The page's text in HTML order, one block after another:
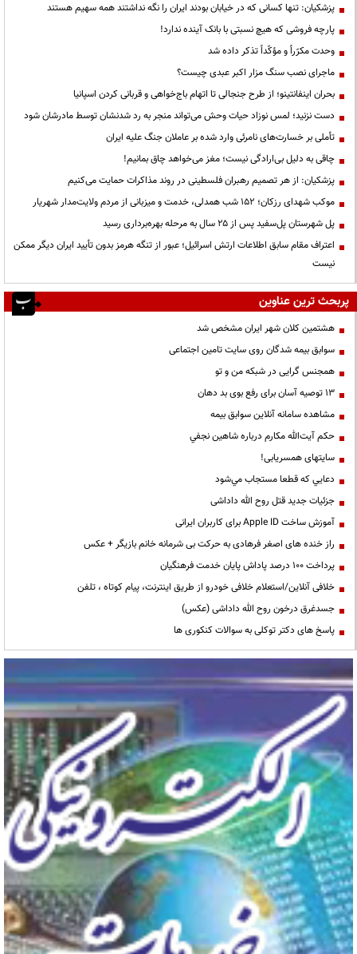
پزشکیان: تنها کسانی که در خیابان بودند ایران را نگه نداشتند همه سهیم هستند
پارچه فروشی که هیچ نسبتی با بانک آینده ندارد!
وحدت مکرّراً و مؤکّداً تذکر داده شد
ماجرای نصب سنگ مزار اکبر عبدی چیست؟
بحران اینفانتینو؛ از طرح جنجالی تا اتهام باج‌خواهی و قربانی کردن اسپانیا
دست نزنید؛ لمس نوزاد حیات وحش می‌تواند منجر به رد شدنشان توسط مادرشان شود
تأملی بر خسارت‌های نامرئی وارد شده بر عاملان جنگ علیه ایران
چاقی به دلیل بی‌ارادگی نیست؛ مغز می‌خواهد چاق بمانیم!
پزشکیان: از هر تصمیم رهبران فلسطینی در روند مذاکرات حمایت می‌کنیم
موکب شهدای رزکان؛ ۱۵۲ شب همدلی، خدمت و میزبانی از مردم ولایت‌مدار شهریار
پل شهرستان پل‌سفید پس از ۲۵ سال به مرحله بهره‌برداری رسید
اعتراف مقام سابق اطلاعات ارتش اسرائیل؛ عبور از تنگه هرمز بدون تأیید ایران دیگر ممکن
نیست
پربحث ترین عناوین
هشتمین کلان شهر ایران مشخص شد
سوابق بیمه شدگان روی سایت تامین اجتماعی
همجنس گرایی در شبکه من و تو
13 توصیه آسان برای رفع بوی بد دهان
مشاهده سامانه آنلاين سوابق بیمه
حكم آيت‌الله مكارم درباره شاهين نجفي
سایتهای همسریابی!
دعايي كه قطعا مستجاب مي‌شود
جزئیات جدید قتل روح الله داداشی
آموزش ساخت Apple ID برای کاربران ایرانی
راز خنده های اصغر فرهادی به حرکت بی شرمانه خانم بازیگر + عکس
پرداخت ۱۰۰ درصد پاداش پایان خدمت فرهنگیان
خلافی آنلاین/استعلام خلافی خودرو از طریق اینترنت، پیام کوتاه ، تلفن
جسدغرق درخون روح الله داداشی (عکس)
پاسخ های دکتر توکلی به سوالات کنکوری ها